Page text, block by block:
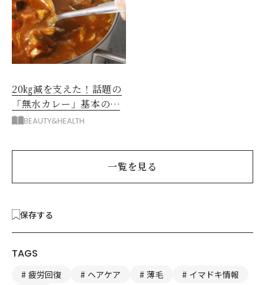
20㎏減を支えた！話題の
「無水カレー」基本の作
り方とおすすめルウ6選
BEAUTY&HEALTH
一覧を見る
保存する
TAGS
疲労回復 ヘアケア 薄毛
イマドキ情報